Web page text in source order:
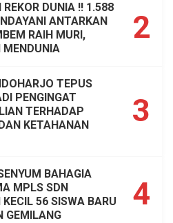
2
DUNIA !! 1.588
ANTARKAN
RAIH MURI,
MENDUNIA
3
TEPUS
PENGINGAT
TERHADAP
KETAHANAN
4
BAHAGIA
MPLS SDN
56 SISWA BARU
GEMILANG